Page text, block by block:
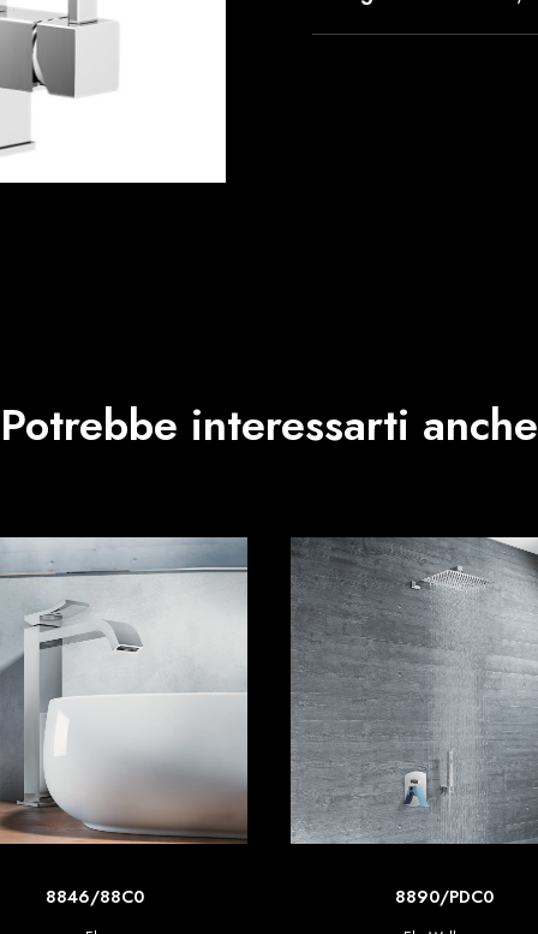
Potrebbe interessarti anche
SCOPRI DI PIU'
8846/88C0 SCOPRI DI PIU'
8890/PDC0